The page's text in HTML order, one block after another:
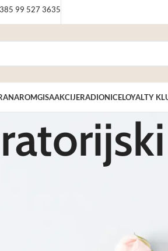
99 527 3635
GISAAKCIJERADIONICELOYALTY
U ovoj kategoriji Kemig4U webshopa
olakšava rad u laboratorijskim i
hobista i edukatora do profesionalnih